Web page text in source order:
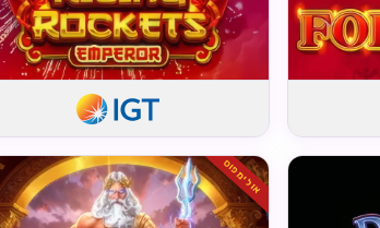
אולימפוס